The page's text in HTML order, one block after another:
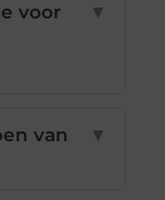
voor
▼
van
▼